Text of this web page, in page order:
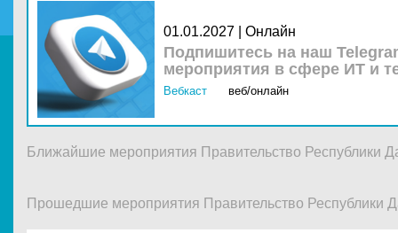
01.01.2027 | Онлайн
Подпишитесь на наш
мероприятия в сфере ИТ и
Вебкаст веб/онлайн
Ближайшие мероприятия Правительство Республики
Прошедшие мероприятия Правительство Республики